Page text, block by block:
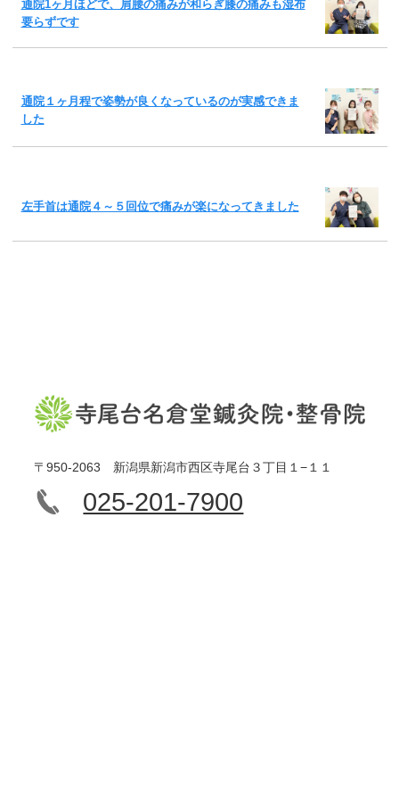
通院1ヶ月ほどで、肩腰の痛みが和らぎ膝の痛みも湿布
要らずです
通院１ヶ月程で姿勢が良くなっているのが実感できま
した
左手首は通院４～５回位で痛みが楽になってきました
〒950-2063 新潟県新潟市西区寺尾台３丁目１−１１
025-201-7900